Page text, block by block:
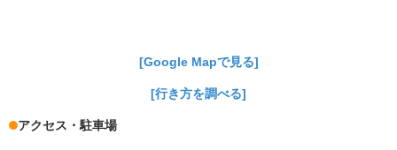
[Google Mapで見る]
[行き方を調べる]
アクセス・駐車場